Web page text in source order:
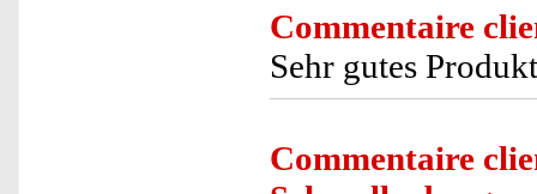
Commentaire
Sehr gutes Produkt
Commentaire